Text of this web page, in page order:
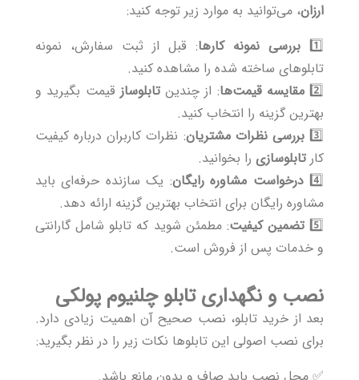
ارزان، می‌توانید به موارد زیر توجه کنید:
1️⃣ بررسی نمونه کارها: قبل از ثبت سفارش، نمونه
تابلوهای ساخته شده را مشاهده کنید.
2️⃣ مقایسه قیمت‌ها: از چندینتابلوساز قیمت بگیرید و
بهترین گزینه را انتخاب کنید.
3️⃣ بررسی نظرات مشتریان: نظرات کاربران درباره کیفیت
کار تابلوسازی را بخوانید.
4️⃣ درخواست مشاوره رایگان: یک سازنده حرفه‌ای باید
مشاوره رایگان برای انتخاب بهترین گزینه ارائه دهد.
5️⃣ تضمین کیفیت: مطمئن شوید که تابلو شامل گارانتی
و خدمات پس از فروش است.
نصب و نگهداری تابلو چلنیوم پولکی
بعد از خرید تابلو، نصب صحیح آن اهمیت زیادی دارد.
برای نصب اصولی این تابلوها نکات زیر را در نظر بگیرید: